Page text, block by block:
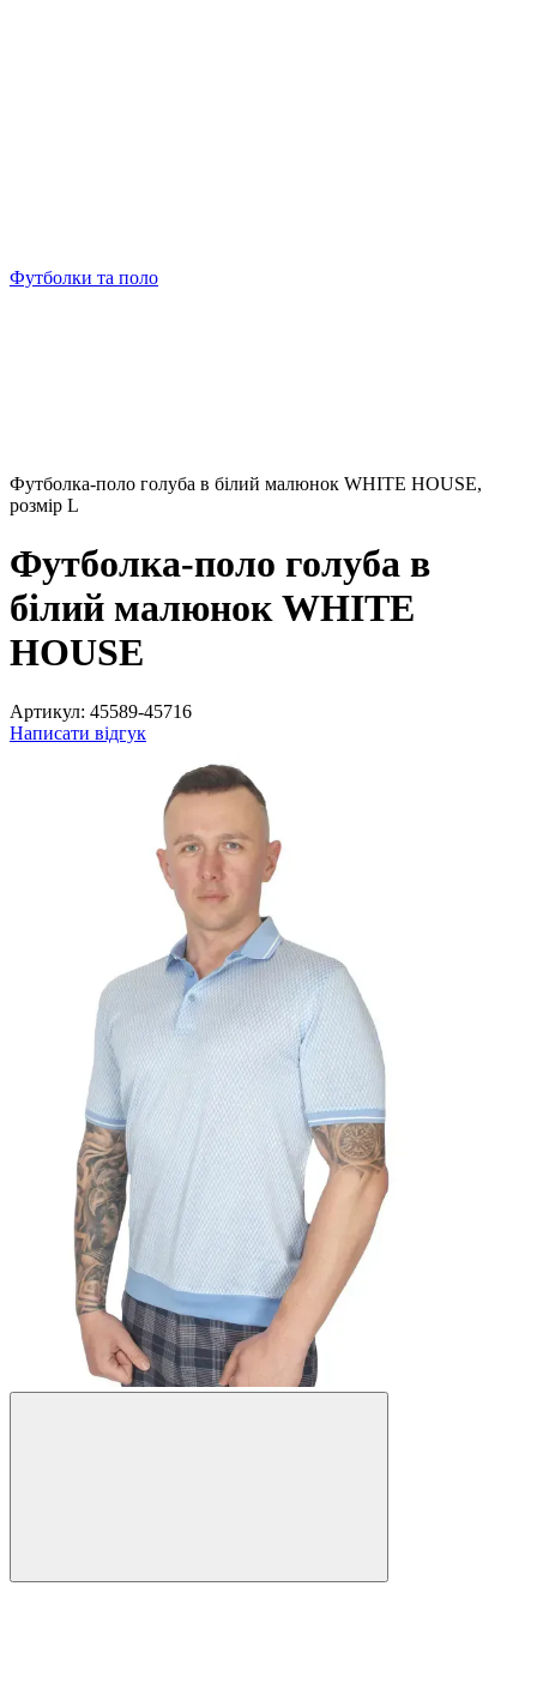
Футболки та поло
Футболка-поло голуба в білий малюнок WHITE HOUSE,
розмір L
Футболка-поло голуба в
білий малюнок WHITE
HOUSE
Артикул: 45589-45716
Написати відгук